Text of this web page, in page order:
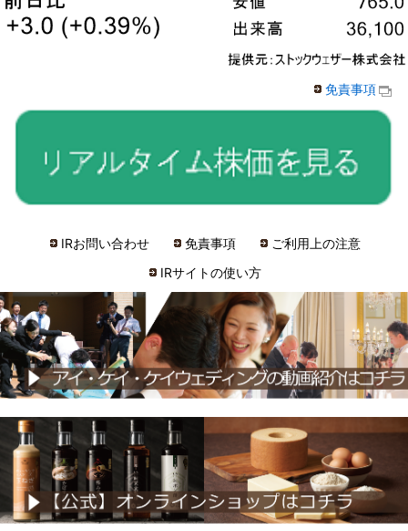
免責事項
IRお問い合わせ 免責事項
ご利用上の注意
IRサイトの使い方